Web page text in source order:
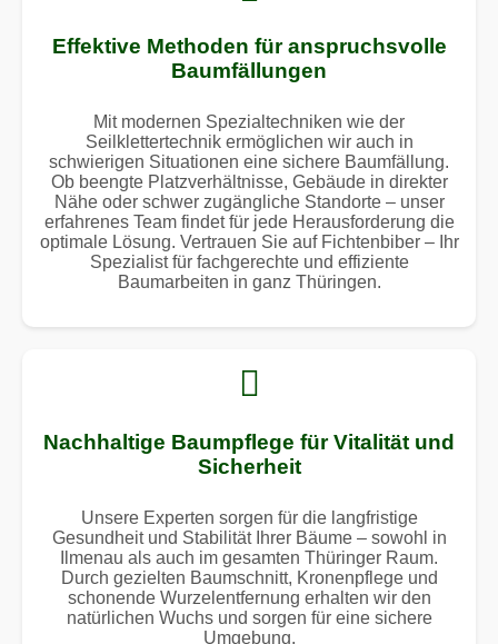
Effektive Methoden für anspruchsvolle
Baumfällungen
Mit modernen Spezialtechniken wie der
Seilklettertechnik ermöglichen wir auch in
schwierigen Situationen eine sichere Baumfällung.
Ob beengte Platzverhältnisse, Gebäude in direkter
Nähe oder schwer zugängliche Standorte – unser
erfahrenes Team findet für jede Herausforderung die
optimale Lösung. Vertrauen Sie auf Fichtenbiber – Ihr
Spezialist für fachgerechte und effiziente
Baumarbeiten in ganz Thüringen.
Nachhaltige Baumpflege für Vitalität und
Sicherheit
Unsere Experten sorgen für die langfristige
Gesundheit und Stabilität Ihrer Bäume – sowohl in
Ilmenau als auch im gesamten Thüringer Raum.
Durch gezielten Baumschnitt, Kronenpflege und
schonende Wurzelentfernung erhalten wir den
natürlichen Wuchs und sorgen für eine sichere
Umgebung.